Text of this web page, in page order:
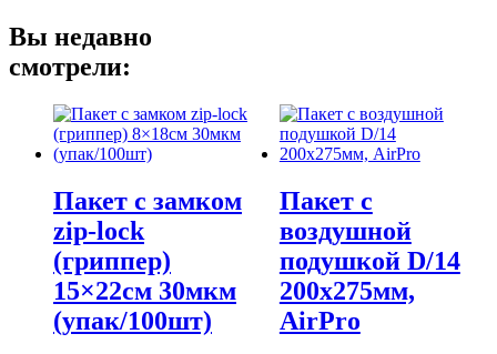
Вы недавно
смотрели:
Пакет с замком
zip-lock
(гриппер)
15×22см 30мкм
(упак/100шт)
Пакет с
воздушной
подушкой D/14
200х275мм,
AirPro